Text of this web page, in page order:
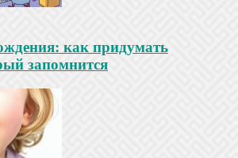
как придумать
запомнится